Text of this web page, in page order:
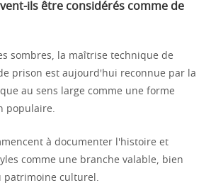
ils être considérés comme de
sombres, la maîtrise technique de
prison est aujourd'hui reconnue par la
au sens large comme une forme
populaire.
à documenter l'histoire et
comme une branche valable, bien
patrimoine culturel.